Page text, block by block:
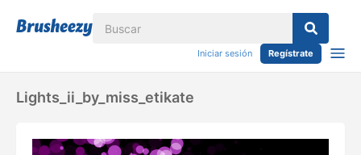
Iniciar sesión Regístrate
Lights_ii_by_miss_etikate